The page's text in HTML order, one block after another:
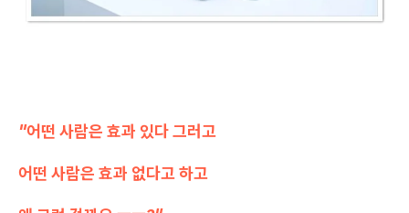
"어떤 사람은 효과 있다 그러고
어떤 사람은 효과 없다고 하고